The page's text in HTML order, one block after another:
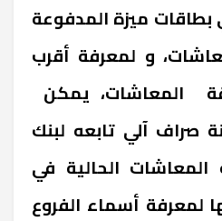
بطاقات ميزة المدفوعة
و لمعرفة أقرب
المعاشات، يمكن
صراف آلي تابعه لبنك
الحالية في
لمعرفة أسماء الفروع